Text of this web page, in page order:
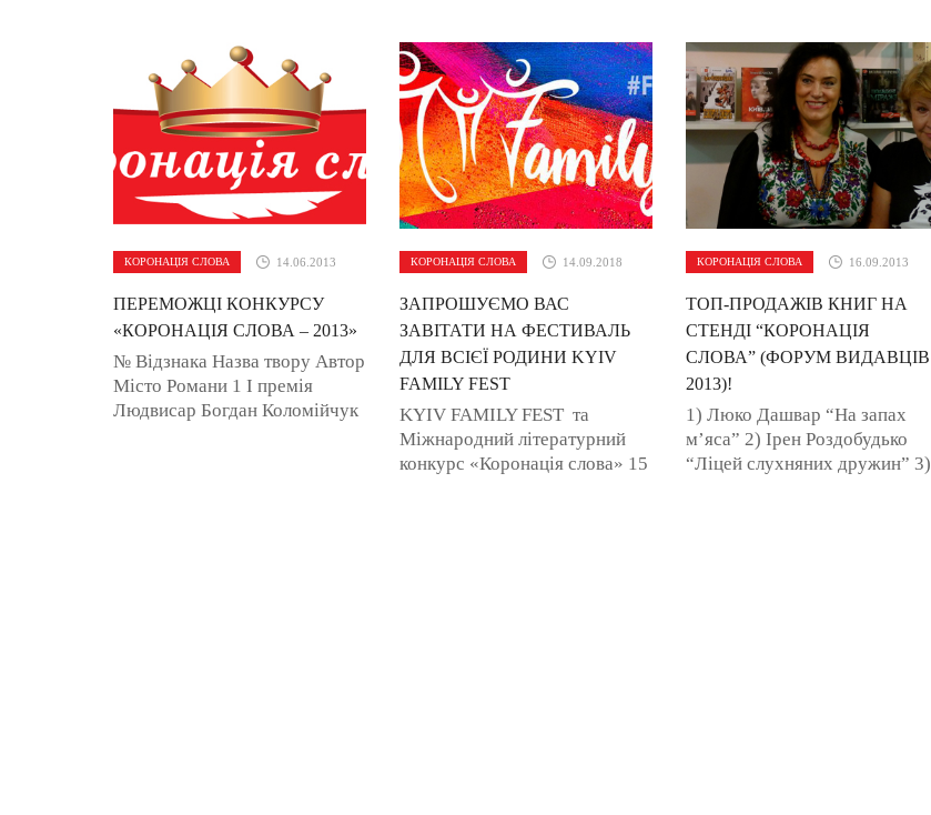
КОРОНАЦІЯ СЛОВА 14.06.2013
ПЕРЕМОЖЦІ КОНКУРСУ
«КОРОНАЦІЯ СЛОВА – 2013»
№ Відзнака Назва твору Автор
Місто Романи 1 І премія
Людвисар Богдан Коломійчук
КОРОНАЦІЯ СЛОВА 14.09.2018
ЗАПРОШУЄМО ВАС
ЗАВІТАТИ НА ФЕСТИВАЛЬ
ДЛЯ ВСІЄЇ РОДИНИ KYIV
FAMILY FEST
KYIV FAMILY FEST та
Міжнародний літературний
конкурс «Коронація слова» 15
КОРОНАЦІЯ СЛОВА 16.09.2013
ТОП-ПРОДАЖІВ КНИГ НА
СТЕНДІ “КОРОНАЦІЯ
СЛОВА” (ФОРУМ ВИДАВЦІВ
2013)!
1) Люко Дашвар “На запах
м’яса” 2) Ірен Роздобудько
“Ліцей слухняних дружин” 3)